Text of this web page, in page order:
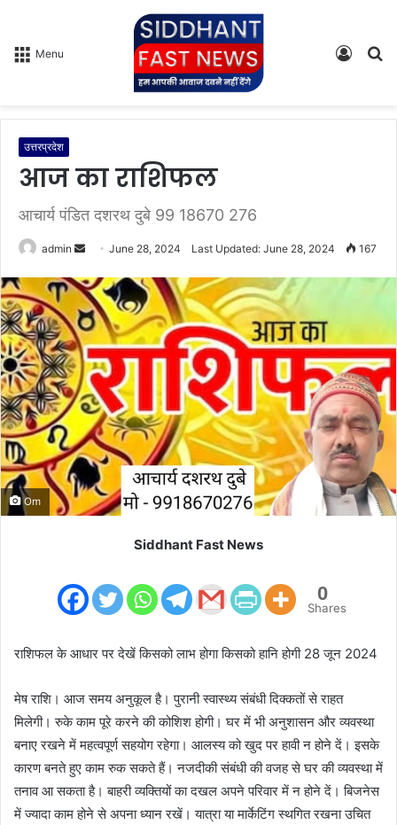
Menu
Log
उत्तरप्रदेश
आज का राशिफल
आचार्य पंडित दशरथ दुबे 99 18670 276
admin
n
d
a
n
e
m
a
i
l
June 28, 2024 Last Updated: June 28, 2024 167
Om
Siddhant Fast News
0
Shares
राशिफल के आधार पर देखें किसको लाभ होगा किसको हानि होगी 28 जून 2024
मेष राशि। आज समय अनुकूल है। पुरानी स्वास्थ्य संबंधी दिक्कतों से राहत
मिलेगी। रुके काम पूरे करने की कोशिश होगी। घर में भी अनुशासन और व्यवस्था
बनाए रखने में महत्वपूर्ण सहयोग रहेगा। आलस्य को खुद पर हावी न होने दें। इसके
कारण बनते हुए काम रुक सकते हैं। नजदीकी संबंधी की वजह से घर की व्यवस्था में
तनाव आ सकता है। बाहरी व्यक्तियों का दखल अपने परिवार में न होने दें। बिजनेस
में ज्यादा काम होने से अपना ध्यान रखें। यात्रा या मार्केटिंग स्थगित रखना उचित